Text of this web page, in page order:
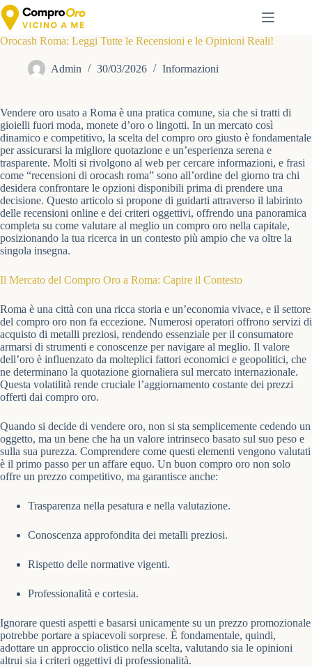
Salta
al
contenuto
Orocash Roma: Leggi Tutte le Recensioni e le Opinioni Reali!
Admin 30/03/2026 Informazioni
Vendere oro usato a Roma è una pratica comune, sia che si tratti di
gioielli fuori moda, monete d’oro o lingotti. In un mercato così
dinamico e competitivo, la scelta del compro oro giusto è fondamentale
per assicurarsi la migliore quotazione e un’esperienza serena e
trasparente. Molti si rivolgono al web per cercare informazioni, e frasi
come “recensioni di orocash roma” sono all’ordine del giorno tra chi
desidera confrontare le opzioni disponibili prima di prendere una
decisione. Questo articolo si propone di guidarti attraverso il labirinto
delle recensioni online e dei criteri oggettivi, offrendo una panoramica
completa su come valutare al meglio un compro oro nella capitale,
posizionando la tua ricerca in un contesto più ampio che va oltre la
singola insegna.
Il Mercato del Compro Oro a Roma: Capire il Contesto
Roma è una città con una ricca storia e un’economia vivace, e il settore
del compro oro non fa eccezione. Numerosi operatori offrono servizi di
acquisto di metalli preziosi, rendendo essenziale per il consumatore
armarsi di strumenti e conoscenze per navigare al meglio. Il valore
dell’oro è influenzato da molteplici fattori economici e geopolitici, che
ne determinano la quotazione giornaliera sul mercato internazionale.
Questa volatilità rende cruciale l’aggiornamento costante dei prezzi
offerti dai compro oro.
Quando si decide di vendere oro, non si sta semplicemente cedendo un
oggetto, ma un bene che ha un valore intrinseco basato sul suo peso e
sulla sua purezza. Comprendere come questi elementi vengono valutati
è il primo passo per un affare equo. Un buon compro oro non solo
offre un prezzo competitivo, ma garantisce anche:
Trasparenza nella pesatura e nella valutazione.
Conoscenza approfondita dei metalli preziosi.
Rispetto delle normative vigenti.
Professionalità e cortesia.
Ignorare questi aspetti e basarsi unicamente su un prezzo promozionale
potrebbe portare a spiacevoli sorprese. È fondamentale, quindi,
adottare un approccio olistico nella scelta, valutando sia le opinioni
altrui sia i criteri oggettivi di professionalità.